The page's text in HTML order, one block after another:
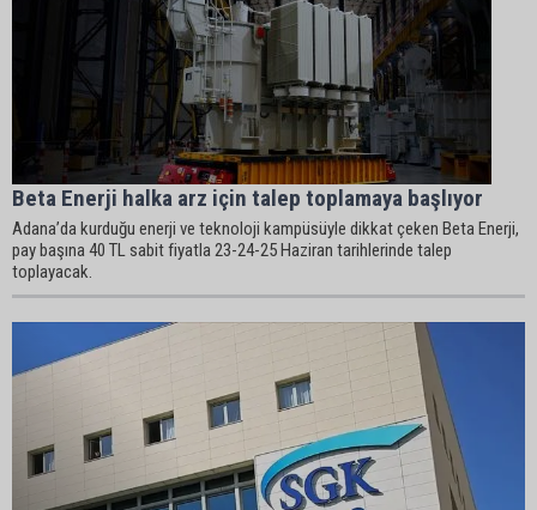
Beta Enerji halka arz için talep toplamaya başlıyor
Adana’da kurduğu enerji ve teknoloji kampüsüyle dikkat çeken Beta Enerji,
pay başına 40 TL sabit fiyatla 23-24-25 Haziran tarihlerinde talep
toplayacak.